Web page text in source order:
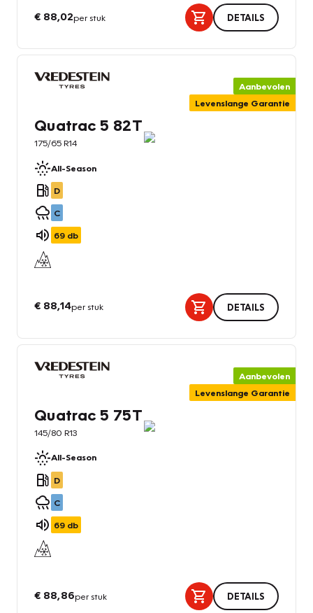
€ 88,02per stuk DETAILS
Aanbevolen
Levenslange Garantie
Quatrac 5 82T
175/65 R14
All-Season
D
C
69 db
€ 88,14per stuk DETAILS
Aanbevolen
Levenslange Garantie
Quatrac 5 75T
145/80 R13
All-Season
D
C
69 db
€ 88,86per stuk DETAILS